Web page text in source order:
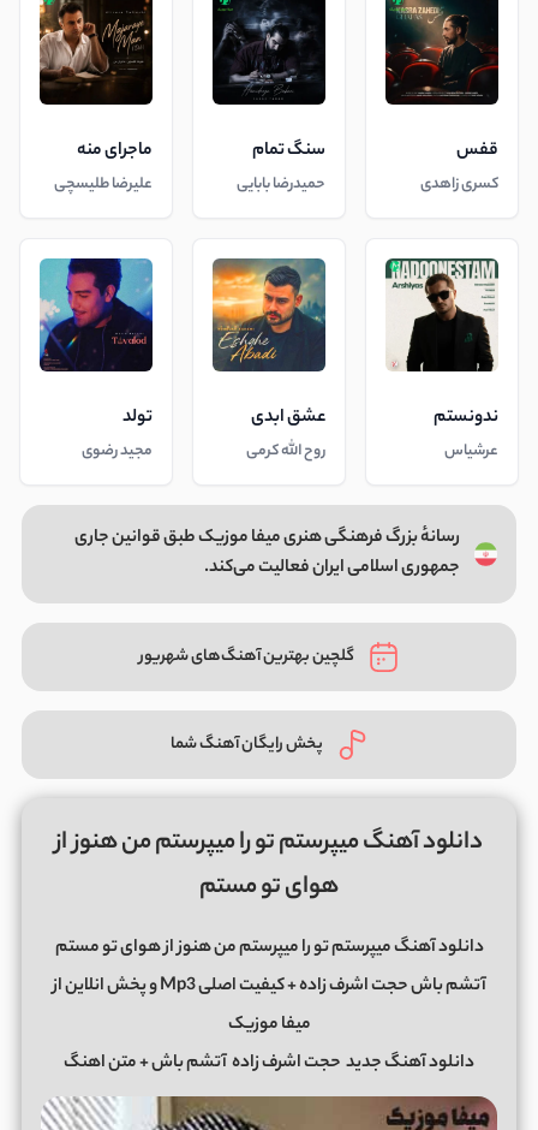
قفس
کسری زاهدی
سنگ تمام
حمیدرضا بابایی
ماجرای منه
علیرضا طلیسچی
ندونستم
عرشیاس
عشق ابدی
روح الله کرمی
تولد
مجید رضوی
رسانهٔ بزرگ فرهنگی هنری میفا موزیک طبق قوانین جاری
جمهوری اسلامی ایران فعالیت می‌کند.
گلچین بهترین آهنگ‌های شهریور
پخش رایگان آهنگ شما
دانلود آهنگ میپرستم تو را میپرستم من هنوز از
هوای تو مستم
دانلود آهنگ میپرستم تو را میپرستم من هنوز از هوای تو مستم
آتشم باش حجت اشرف زاده + کیفیت اصلی Mp3 و پخش انلاین از
میفا موزیک
دانلود آهنگ جدید حجت اشرف زادهآتشم باش + متن اهنگ